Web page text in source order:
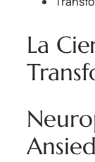
La